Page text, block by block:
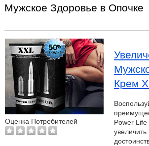
Мужское Здоровье в Опочке
Оценка Потребителей
Крем
Power Life